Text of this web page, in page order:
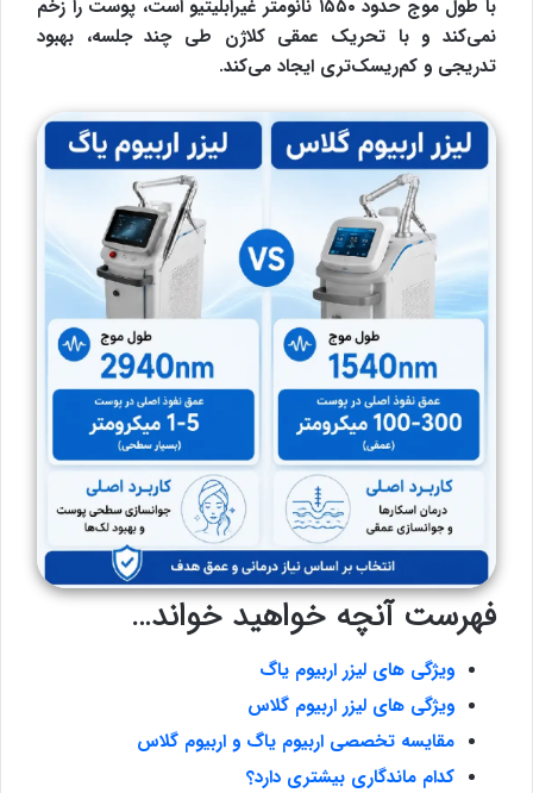
با طول موج حدود ۱۵۵۰ نانومتر غیرابلیتیو است، پوست را زخم
نمی‌کند و با تحریک عمقی کلاژن طی چند جلسه، بهبود
تدریجی و کم‌ریسک‌تری ایجاد می‌کند.
فهرست آنچه خواهید خواند…
ویژگی های لیزر اربیوم یاگ
ویژگی های لیزر اربیوم گلاس
مقایسه تخصصی اربیوم یاگ و اربیوم گلاس
کدام ماندگاری بیشتری دارد؟